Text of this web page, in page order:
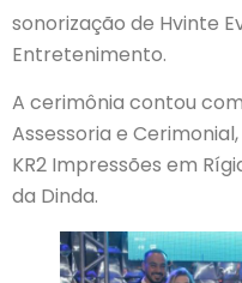
sonorização de Hvinte
Entretenimento.
A cerimônia contou
Assessoria e Cerimonial,
KR2 Impressões em
da Dinda.